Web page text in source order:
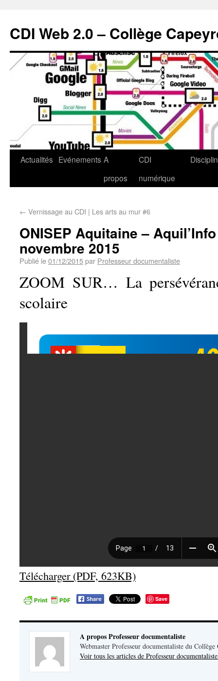
CDI Web 2.0 – Collège
Actualités Evénements A
propos
CDI
numérique
← Vernissage au CDI | Les arts au mur #6
ONISEP Aquitaine –
novembre 2015
Publié le01/12/2015par Professeur documentaliste
ZOOM SUR… La
scolaire
Télécharger (PDF, 623KB)
Save
A propos Professeur documentaliste
Webmaster Professeur documentaliste du Collège
Voir tous les articles de Professeur